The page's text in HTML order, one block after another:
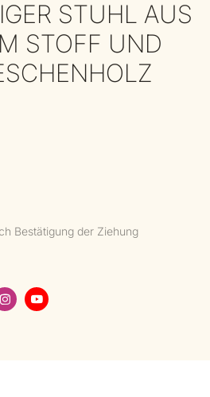
STUHL AUS
STOFF UND
Bestätigung der Ziehung